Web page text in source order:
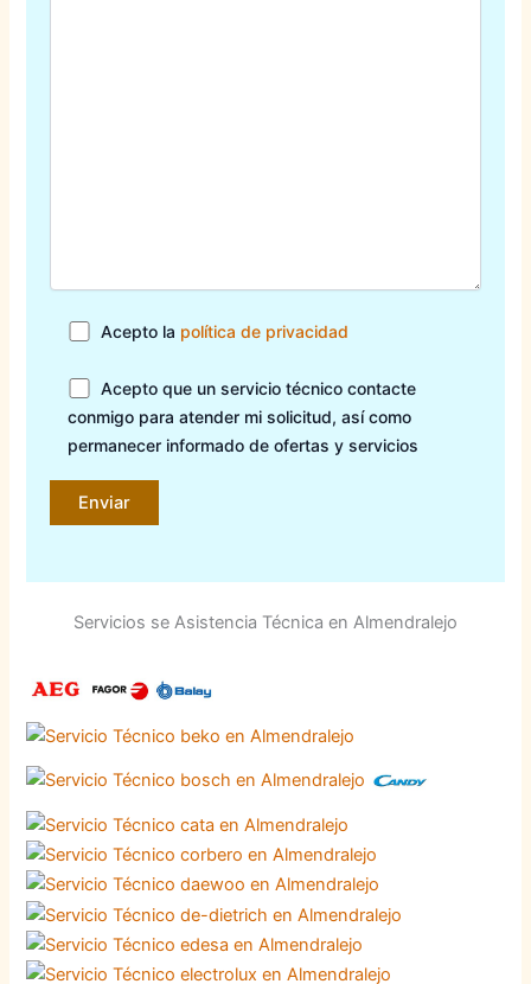
Acepto la política de privacidad
Acepto que un servicio técnico contacte
conmigo para atender mi solicitud, así como
permanecer informado de ofertas y servicios
Servicios se Asistencia Técnica en Almendralejo